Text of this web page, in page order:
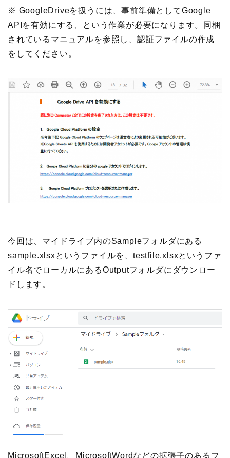
※ GoogleDriveを扱うには、事前準備としてGoogle
APIを有効にする、という作業が必要になります。同梱
されているマニュアルを参照し、認証ファイルの作成
をしてください。
今回は、マイドライブ内のSampleフォルダにある
sample.xlsxというファイルを、testfile.xlsxというファ
イル名でローカルにあるOutputフォルダにダウンロー
ドします。
MicrosoftExcel、MicrosoftWordなどの拡張子のあるフ